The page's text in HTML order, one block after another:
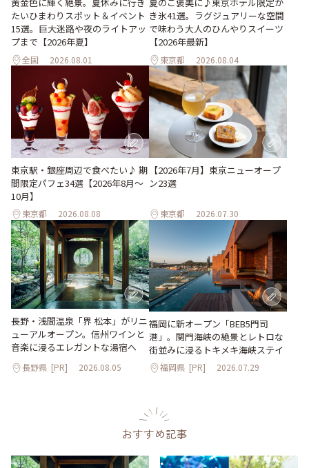
黄金色に輝く絶景。夏休みに行き
たいひまわりスポット＆イベント
15選。巨大迷路や夜のライトアッ
プまで【2026年夏】
全国 2026.08.01
夏のご褒美に♪東京ホテル限定か
き氷41選。ラグジュアリーな空間
で味わう大人のひんやりスイーツ
【2026年最新】
東京都 2026.08.04
東京駅・銀座周辺で食べたい♪ 期
間限定パフェ34選【2026年8月～
10月】
東京都 2026.08.08
【2026年7月】東京ニューオープ
ン23選
東京都 2026.07.30
長野・浅間温泉「界 松本」がリニ
ューアルオープン。信州ワインと
音楽に浸るエレガントな湯宿へ
長野県 [PR] 2026.08.05
福岡に新オープン「BEB5門司
港」。関門海峡の絶景とレトロな
街並みに浸るトキメキ海峡ステイ
福岡県 [PR] 2026.07.29
おすすめ記事